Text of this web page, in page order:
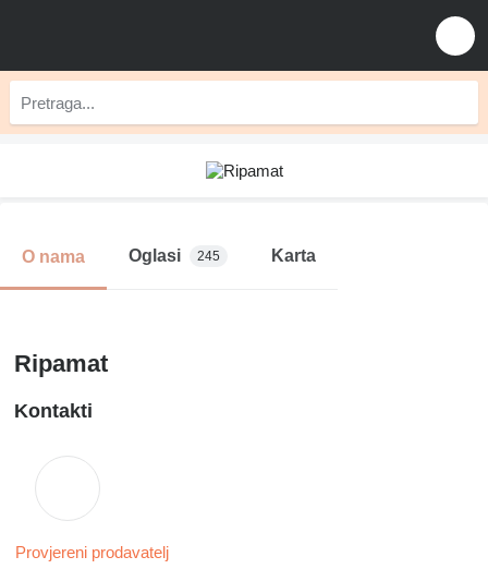
O nama Oglasi 245 Karta
Ripamat
Kontakti
Provjereni prodavatelj